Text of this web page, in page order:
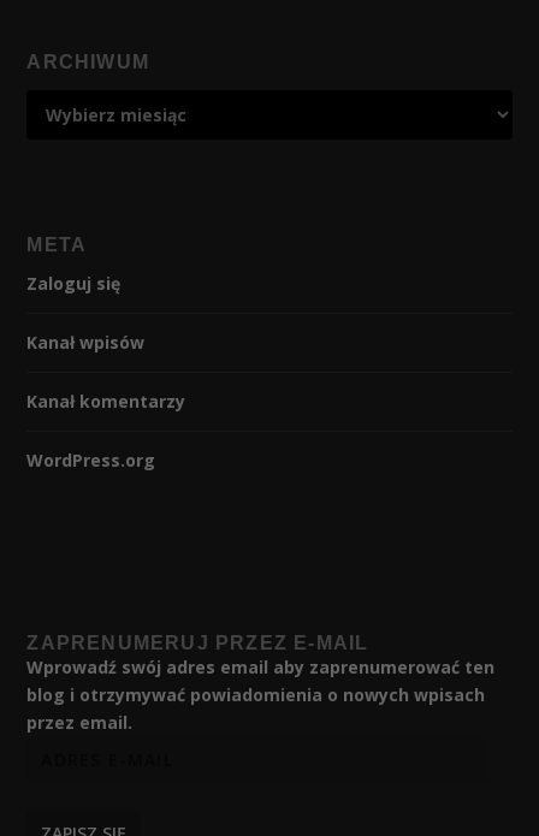
ARCHIWUM
META
Zaloguj się
Kanał wpisów
Kanał komentarzy
WordPress.org
ZAPRENUMERUJ PRZEZ E-MAIL
Wprowadź swój adres email aby zaprenumerować ten
blog i otrzymywać powiadomienia o nowych wpisach
przez email.